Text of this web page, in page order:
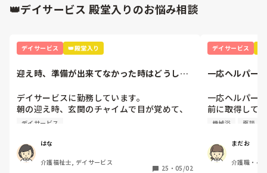
👑デイサービス 殿堂入りのお悩み相談
デイサービス 👑殿堂入り
迎え時、準備が出来てなかった時はどうしま
デイサービスに勤務しています。
朝の迎え時、玄関のチャイムで目が覚めて、
パジャマのままで出てくる利用者様がいま
で、再度迎えに行ってます。ひどい時は月に4
～5回あります。一人暮らしで、隣に家族様が
住んでいますが、なかなか協力をしていただ
デイサービス
はな
介護福祉士, デイサービス
25 ・ 05/02
デイサービス
一応ヘルパー
一応ヘルパー
前に取得して
前に未経験者
未経験者なの
面談の時は『
言われ１年後
機械浴 面談
まだお
介護職・ヘ